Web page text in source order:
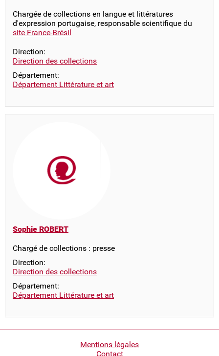
Chargée de collections en langue et littératures
d'expression portugaise, responsable scientifique du
site France-Brésil
Direction:
Direction des collections
Département:
Département Littérature et art
Sophie ROBERT
Chargé de collections : presse
Direction:
Direction des collections
Département:
Département Littérature et art
Mentions légales
Contact